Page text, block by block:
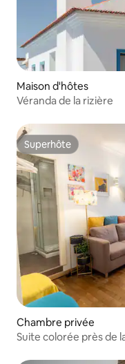
Maison d'hôtes
Véranda de la rizière
Superhôte
Superhôte
Chambre privée
Suite colorée près de